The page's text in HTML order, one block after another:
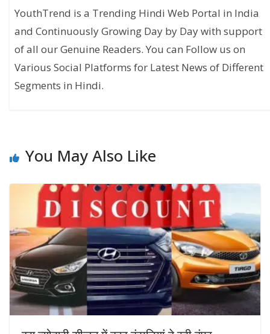
YouthTrend is a Trending Hindi Web Portal in India
and Continuously Growing Day by Day with support
of all our Genuine Readers. You can Follow us on
Various Social Platforms for Latest News of Different
Segments in Hindi.
You May Also Like